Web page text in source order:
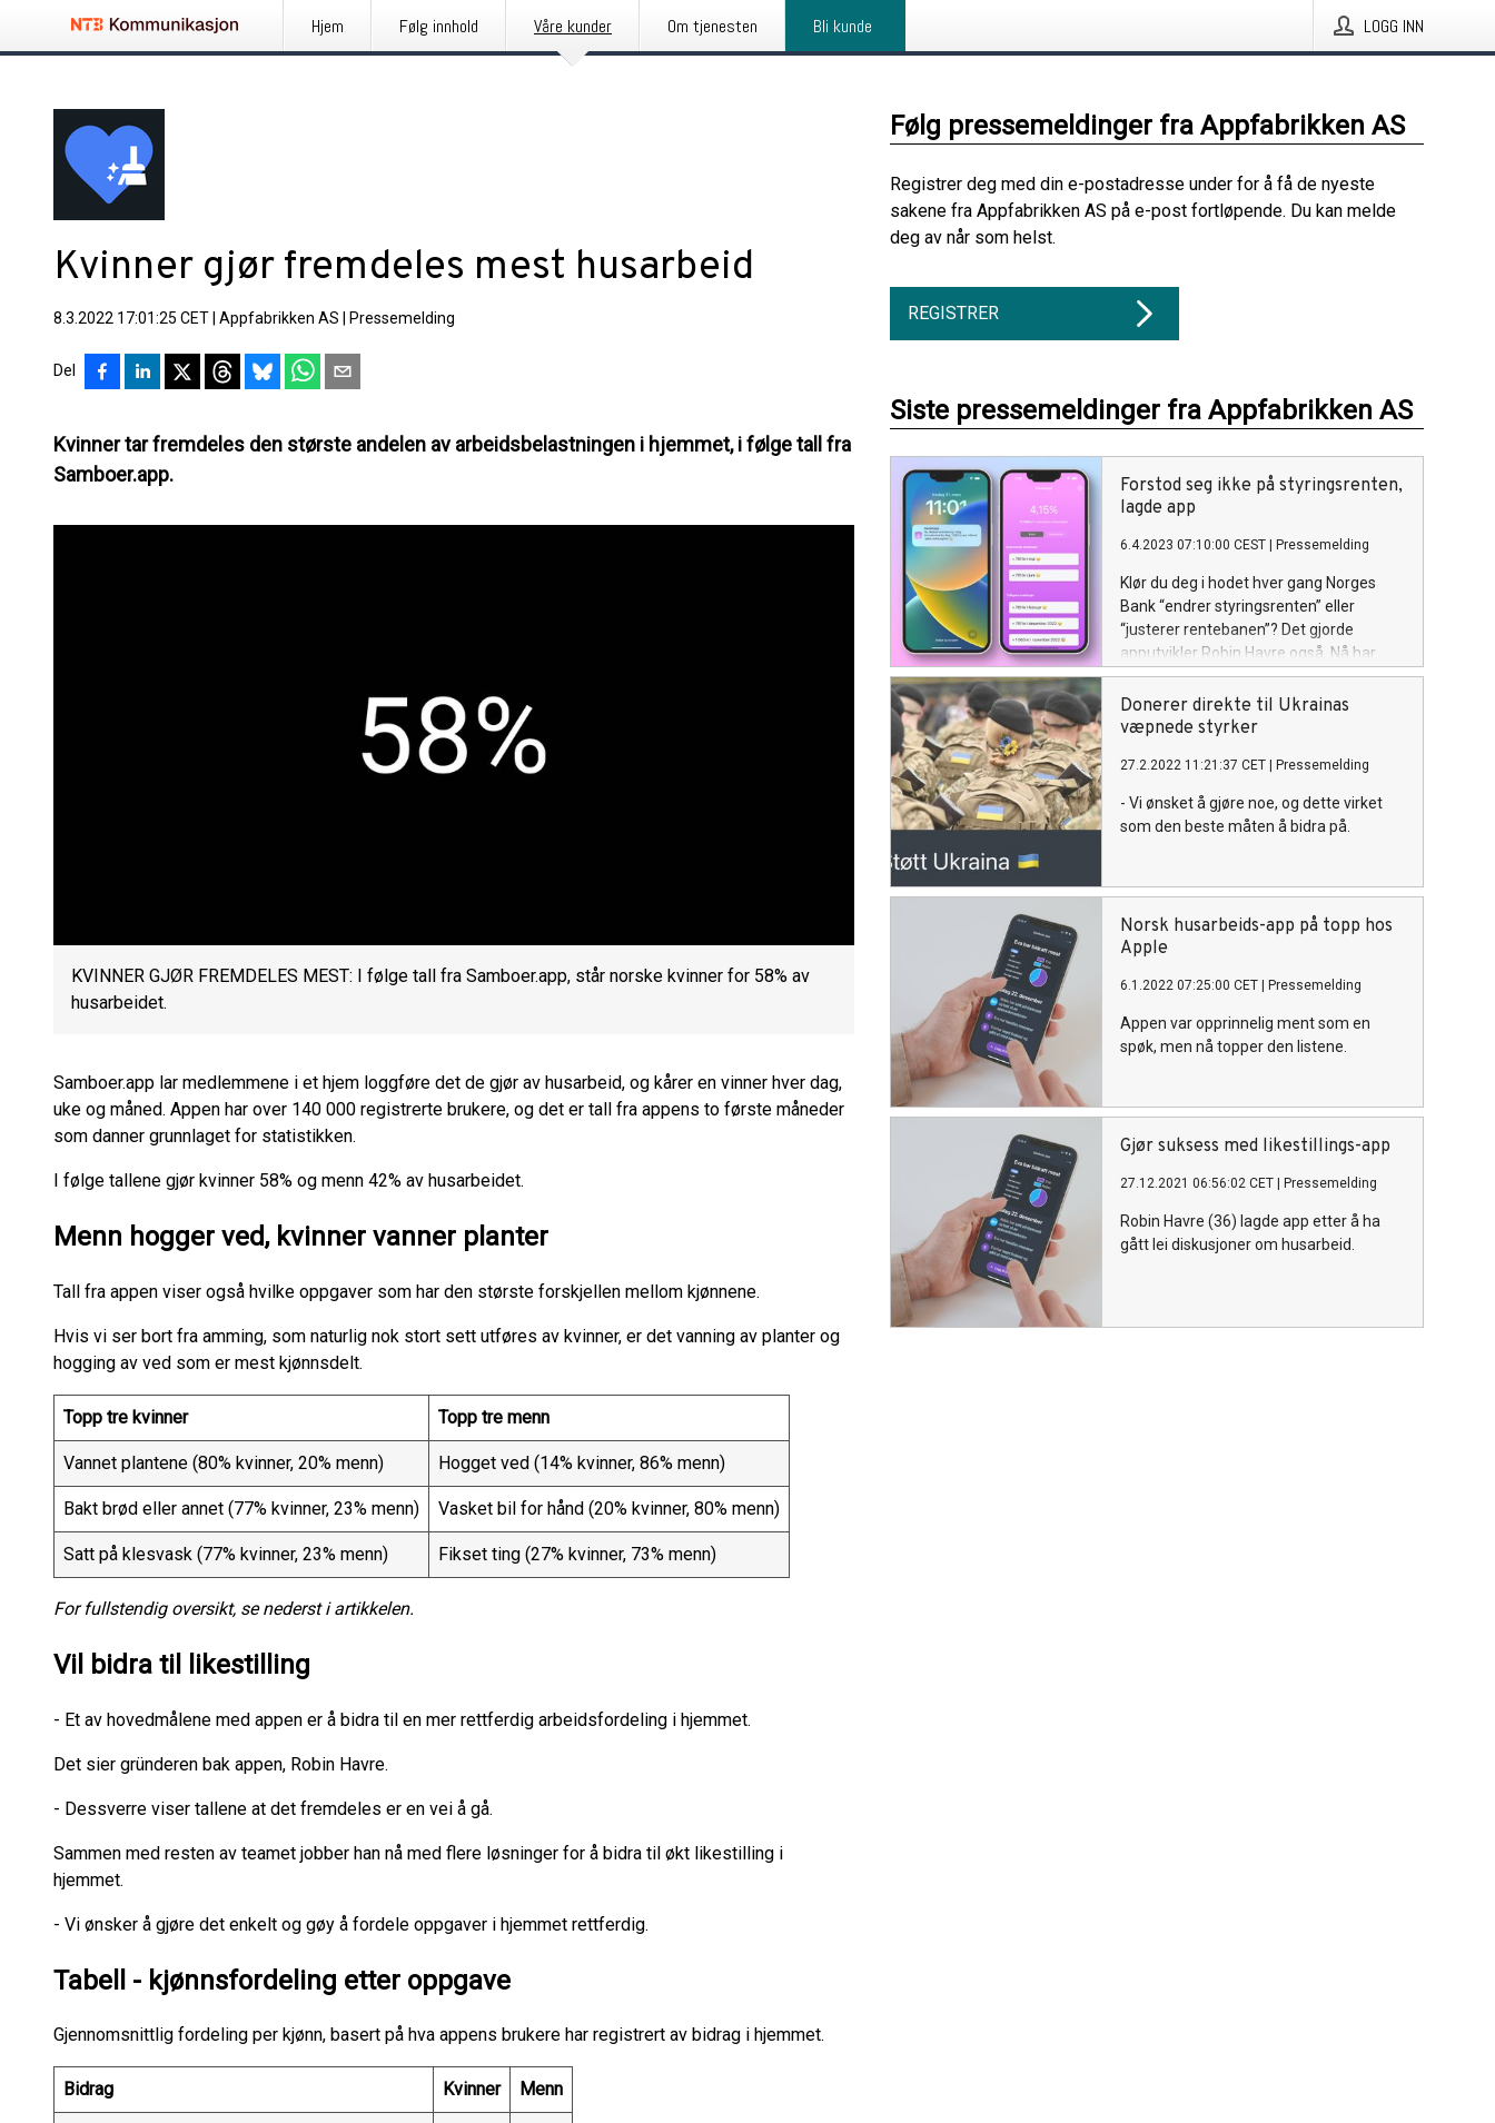
Hjem Følg innhold Våre kunder Om tjenesten Bli kunde LOGG INN
Kvinner gjør fremdeles mest husarbeid
8.3.2022 17:01:25 CET Appfabrikken AS Pressemelding
Del
Kvinner tar fremdeles den største andelen av arbeidsbelastningen i hjemmet, i følge tall fra
Samboer.app.
KVINNER GJØR FREMDELES MEST: I følge tall fra Samboer.app, står norske kvinner for 58% av
husarbeidet.
Samboer.app lar medlemmene i et hjem loggføre det de gjør av husarbeid, og kårer en vinner hver dag,
uke og måned. Appen har over 140 000 registrerte brukere, og det er tall fra appens to første måneder
som danner grunnlaget for statistikken.
I følge tallene gjør kvinner 58% og menn 42% av husarbeidet.
Menn hogger ved, kvinner vanner planter
Tall fra appen viser også hvilke oppgaver som har den største forskjellen mellom kjønnene.
Hvis vi ser bort fra amming, som naturlig nok stort sett utføres av kvinner, er det vanning av planter og
hogging av ved som er mest kjønnsdelt.
Topp tre kvinner Topp tre menn
Vannet plantene (80% kvinner, 20% menn) Hogget ved (14% kvinner, 86% menn)
Bakt brød eller annet (77% kvinner, 23% menn) Vasket bil for hånd (20% kvinner, 80% menn)
Satt på klesvask (77% kvinner, 23% menn) Fikset ting (27% kvinner, 73% menn)
For fullstendig oversikt, se nederst i artikkelen.
Vil bidra til likestilling
- Et av hovedmålene med appen er å bidra til en mer rettferdig arbeidsfordeling i hjemmet.
Det sier gründeren bak appen, Robin Havre.
- Dessverre viser tallene at det fremdeles er en vei å gå.
Sammen med resten av teamet jobber han nå med flere løsninger for å bidra til økt likestilling i
hjemmet.
- Vi ønsker å gjøre det enkelt og gøy å fordele oppgaver i hjemmet rettferdig.
Tabell - kjønnsfordeling etter oppgave
Gjennomsnittlig fordeling per kjønn, basert på hva appens brukere har registrert av bidrag i hjemmet.
Bidrag Kvinner Menn
Følg pressemeldinger fra Appfabrikken AS
Registrer deg med din e-postadresse under for å få de nyeste
sakene fra Appfabrikken AS på e-post fortløpende. Du kan melde
deg av når som helst.
REGISTRER
Siste pressemeldinger fra Appfabrikken AS
Forstod seg ikke på styringsrenten,
lagde app
6.4.2023 07:10:00 CEST Pressemelding
Klør du deg i hodet hver gang Norges
Bank “endrer styringsrenten” eller
“justerer rentebanen”? Det gjorde
apputvikler Robin Havre også. Nå har
han utviklet appen Rentehopp.
Donerer direkte til Ukrainas
væpnede styrker
27.2.2022 11:21:37 CET Pressemelding
- Vi ønsket å gjøre noe, og dette virket
som den beste måten å bidra på.
Norsk husarbeids-app på topp hos
Apple
6.1.2022 07:25:00 CET Pressemelding
Appen var opprinnelig ment som en
spøk, men nå topper den listene.
Gjør suksess med likestillings-app
27.12.2021 06:56:02 CET Pressemelding
Robin Havre (36) lagde app etter å ha
gått lei diskusjoner om husarbeid.